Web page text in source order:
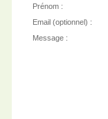
Prénom :
Email (optionnel) :
Message :